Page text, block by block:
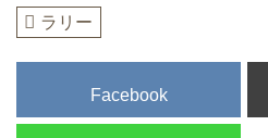
ラリー
Facebook